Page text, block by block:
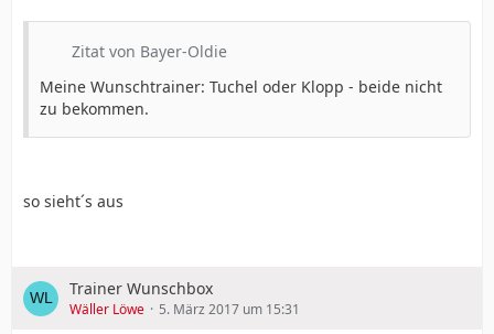
Zitat von Bayer-Oldie
Meine Wunschtrainer: Tuchel oder Klopp - beide nicht
zu bekommen.
so sieht´s aus
Trainer Wunschbox
Wäller Löwe 5. März 2017 um 15:31